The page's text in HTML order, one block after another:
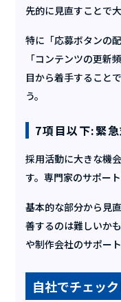
先的に見直すことで
特に「応募ボタンの
「コンテンツの更新
目から着手すること
う。
7項目以下:緊
採用活動に大きな機
す。専門家のサポー
基本的な部分から見
善するのは難しいか
や制作会社のサポー
自社でチェッ